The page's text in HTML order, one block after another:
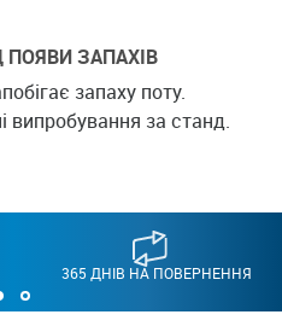
ПОЯВИ ЗАПАХІВ
запаху поту.
випробування за станд.
365 ДНІВ НА ПОВЕРНЕННЯ